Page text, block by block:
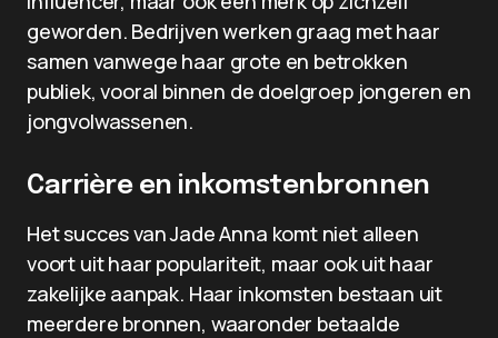
geworden. Bedrijven werken graag met haar
samen vanwege haar grote en betrokken
publiek, vooral binnen de doelgroep jongeren en
jongvolwassenen.
Carrière en inkomstenbronnen
Het succes van Jade Anna komt niet alleen
voort uit haar populariteit, maar ook uit haar
zakelijke aanpak. Haar inkomsten bestaan uit
meerdere bronnen, waaronder betaalde